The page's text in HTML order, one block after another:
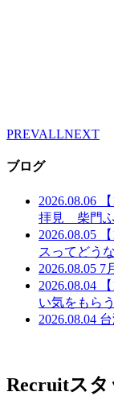
PREVALLNEXT
ブログ
2026.08.06
拝見 柴門ふ
2026.08.05
スってどう
2026.08.05 7
2026.08.04
い気をもらう
2026.08.04
Recruitスタ